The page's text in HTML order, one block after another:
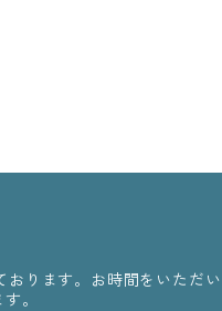
ります。お時間をいただ
。